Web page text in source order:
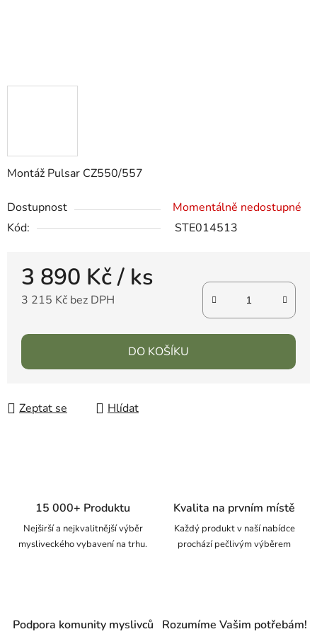
Montáž Pulsar CZ550/557
Dostupnost
Momentálně nedostupné
Kód:
STE014513
3 890 Kč/ ks
3 215 Kč bez DPH
DO KOŠÍKU
Zeptat se Hlídat
15 000+ Produktu
Nejširší a nejkvalitnější výběr
mysliveckého vybavení na trhu.
Kvalita na prvním místě
Každý produkt v naší nabídce
prochází pečlivým výběrem
Podpora komunity myslivců Rozumíme Vašim potřebám!